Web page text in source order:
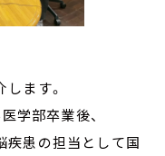
ます。
学部卒業後、
疾患の担当として国